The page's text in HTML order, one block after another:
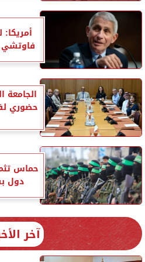
فاوتشي
الجامعة
حضوري
دول
آخر